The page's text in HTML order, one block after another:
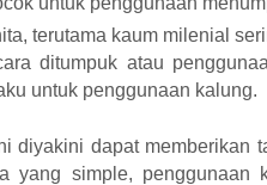
terutama kaum milenial
ditumpuk atau
untuk penggunaan kalung.
diyakini dapat memberikan
yang simple, penggunaan